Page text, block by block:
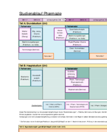
Mehr als nur Studium